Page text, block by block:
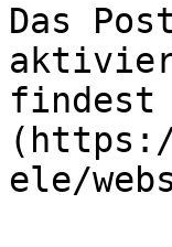
Das
findest